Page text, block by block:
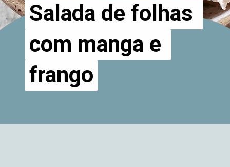
Salada de folhas
com manga e
frango
Salada de folhas
com manga e
frango